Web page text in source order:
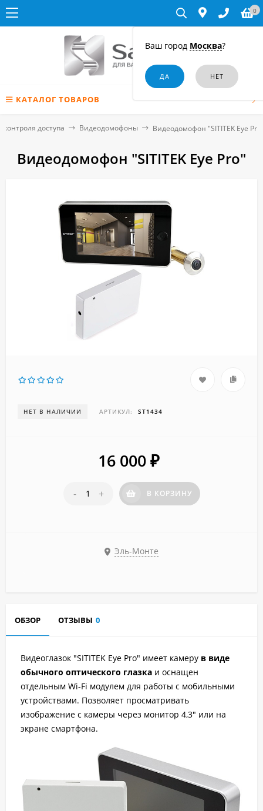
Ваш город Москва?
0
КАТАЛОГ ТОВАРОВ
доступа Видеодомофоны Видеодомофон "SITITEK Eye
Видеодомофон "SITITEK Eye Pro"
НЕТ В НАЛИЧИИ АРТИКУЛ: ST1434
16 000 ₽
- + В КОРЗИНУ
Эль-Монте
ОБЗОР ОТЗЫВЫ 0
Видеоглазок "SITITEK Eye Pro" имеет камеру в виде
обычного оптического глазка и оснащен
отдельным Wi-Fi модулем для работы с мобильными
устройствами. Позволяет просматривать
изображение с камеры через монитор 4,3" или на
экране смартфона.